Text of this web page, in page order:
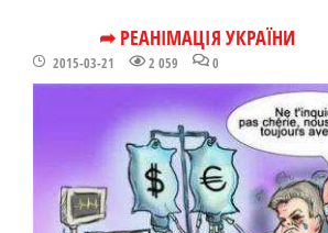
➦ РЕАНІМАЦІЯ УКРАЇНИ
2015-03-21 2 059 0